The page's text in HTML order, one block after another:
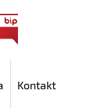
Kontakt